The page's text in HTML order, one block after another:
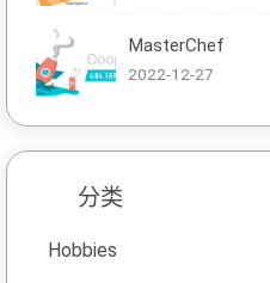
MasterChef
2022-12-27
分类
Hobbies